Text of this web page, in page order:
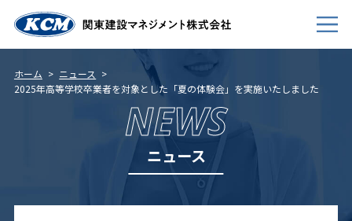
キャリア採用
ホーム
ニュース
2025年高等学校卒業者を対象とした「夏の体験会」を実施いたしました
NEWS
ニュース